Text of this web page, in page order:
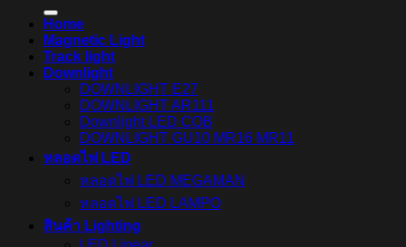
Home
Magnetic Light
Track light
Downlight
DOWNLIGHT E27
DOWNLIGHT AR111
Downlight LED COB
DOWNLIGHT GU10 MR16 MR11
หลอดไฟ LED
หลอดไฟ LED MEGAMAN
หลอดไฟ LED LAMPO
สินค้า Lighting